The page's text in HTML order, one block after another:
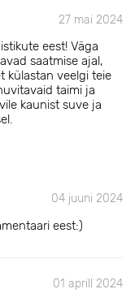
27 mai 2024
eest! Väga
saatmise ajal,
külastan veelgi teie
taimi ja
kaunist suve ja
04 juuni 2024
eest:)
01 aprill 2024